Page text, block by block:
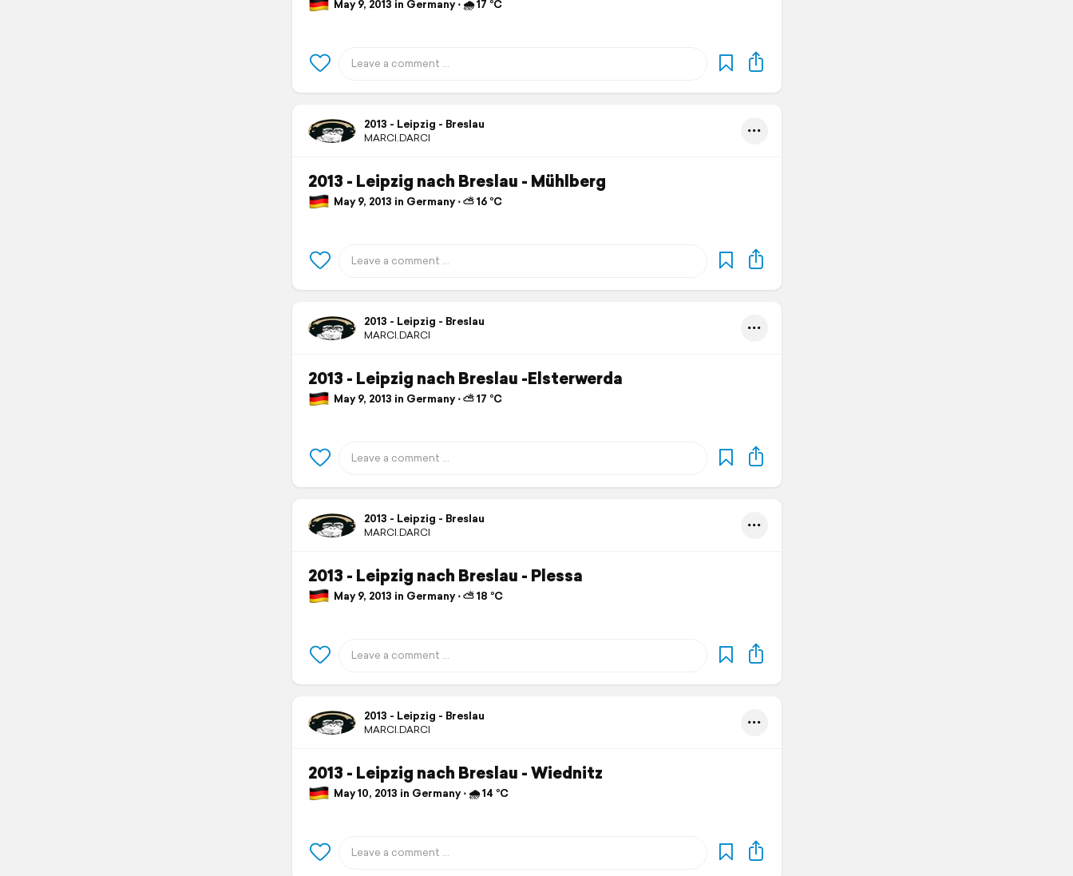
May 9, 2013 in Germany ⋅ 🌧 17 °C
2013 - Leipzig - Breslau
MARCI.DARCI
2013 - Leipzig nach Breslau - Mühlberg
May 9, 2013 in Germany ⋅ ⛅ 16 °C
2013 - Leipzig - Breslau
MARCI.DARCI
2013 - Leipzig nach Breslau -Elsterwerda
May 9, 2013 in Germany ⋅ ⛅ 17 °C
2013 - Leipzig - Breslau
MARCI.DARCI
2013 - Leipzig nach Breslau - Plessa
May 9, 2013 in Germany ⋅ ⛅ 18 °C
2013 - Leipzig - Breslau
MARCI.DARCI
2013 - Leipzig nach Breslau - Wiednitz
May 10, 2013 in Germany ⋅ 🌧 14 °C